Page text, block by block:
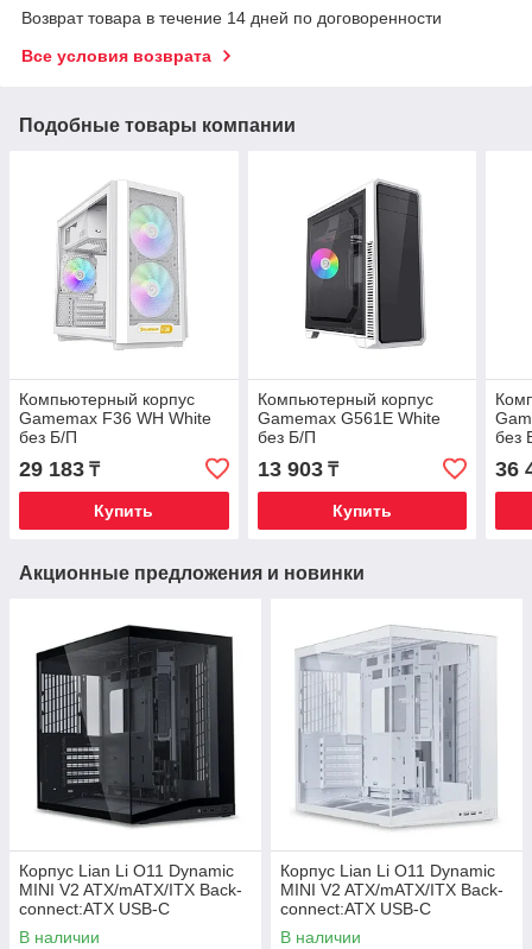
Возврат товара в течение 14 дней по договоренности
Все условия возврата
Подобные товары компании
Компьютерный корпус
Gamemax F36 WH White
без Б/П
29 183 ₸
Купить
Компьютерный корпус
Gamemax G561E White
без Б/П
13 903₸
Купить
без
36
Акционные предложения и новинки
Корпус Lian Li O11 Dynamic
MINI V2 ATX/mATX/ITX Back-
connect:ATX USB-C
G99.O11DMIV2X.00 Черный
В наличии
Корпус Lian Li O11 Dynamic
MINI V2 ATX/mATX/ITX Back-
connect:ATX USB-C
G99.O11DMIV2W.00 Белый
В наличии